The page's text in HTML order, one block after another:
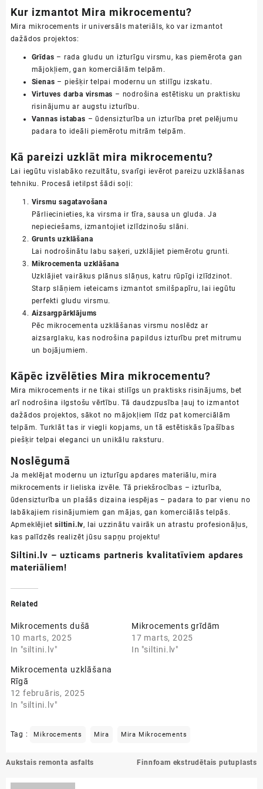
Kur izmantot Mira mikrocementu?
Mira mikrocements ir universāls materiāls, ko var izmantot
dažādos projektos:
Grīdas – rada gludu un izturīgu virsmu, kas piemērota gan
mājokļiem, gan komerciālām telpām.
Sienas – piešķir telpai modernu un stilīgu izskatu.
Virtuves darba virsmas – nodrošina estētisku un praktisku
risinājumu ar augstu izturību.
Vannas istabas – ūdensizturība un izturība pret pelējumu
padara to ideāli piemērotu mitrām telpām.
Kā pareizi uzklāt mira mikrocementu?
Lai iegūtu vislabāko rezultātu, svarīgi ievērot pareizu uzklāšanas
tehniku. Procesā ietilpst šādi soļi:
Virsmu sagatavošana
Pārliecinieties, ka virsma ir tīra, sausa un gluda. Ja
nepieciešams, izmantojiet izlīdzinošu slāni.
Grunts uzklāšana
Lai nodrošinātu labu saķeri, uzklājiet piemērotu grunti.
Mikrocementa uzklāšana
Uzklājiet vairākus plānus slāņus, katru rūpīgi izlīdzinot.
Starp slāņiem ieteicams izmantot smilšpapīru, lai iegūtu
perfekti gludu virsmu.
Aizsargpārklājums
Pēc mikrocementa uzklāšanas virsmu noslēdz ar
aizsarglaku, kas nodrošina papildus izturību pret mitrumu
un bojājumiem.
Kāpēc izvēlēties Mira mikrocementu?
Mira mikrocements ir ne tikai stilīgs un praktisks risinājums, bet
arī nodrošina ilgstošu vērtību. Tā daudzpusība ļauj to izmantot
dažādos projektos, sākot no mājokļiem līdz pat komerciālām
telpām. Turklāt tas ir viegli kopjams, un tā estētiskās īpašības
piešķir telpai eleganci un unikālu raksturu.
Noslēgumā
Ja meklējat modernu un izturīgu apdares materiālu, mira
mikrocements ir lieliska izvēle. Tā priekšrocības – izturība,
ūdensizturība un plašās dizaina iespējas – padara to par vienu no
labākajiem risinājumiem gan mājas, gan komerciālās telpās.
Apmeklējietsiltini.lv, lai uzzinātu vairāk un atrastu profesionāļus,
kas palīdzēs realizēt jūsu sapņu projektu!
Siltini.lv – uzticams partneris kvalitatīviem apdares
materiāliem!
Related
Mikrocements dušā
10 marts, 2025
In "siltini.lv"
Mikrocements grīdām
17 marts, 2025
In "siltini.lv"
Mikrocementa uzklāšana
Rīgā
12 februāris, 2025
In "siltini.lv"
Tag : Mikrocements Mira Mira Mikrocements
Ziņu
Aukstais remonta asfalts Finnfoam ekstrudētais putuplasts